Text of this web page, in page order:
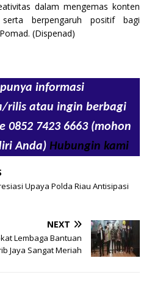
dalam mengemas konten
berpengaruh positif bagi
(Dispenad)
informasi
rilis atau ingin berbagi
0852 7423 6663 (mohon
Anda) Hubungin kami
Upaya Polda Riau Antisipasi
NEXT
Lembaga Bantuan
Jaya Sangat Meriah